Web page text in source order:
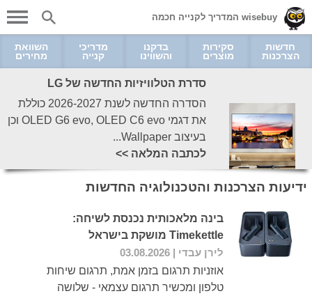
wisebuy המדריך לקנייה חכמה
חדשות
הצרכנות
סקירות
מוצרים
בדקנו
והשווינו
מדריכי
קנייה
השוואת
מחירים
סדרת הטלוויזיות החדשה של LG
הסדרה החדשה לשנת 2026-2027 כוללת
את דגמי OLED G6 evo, OLED C6 evo וכן
בעיצוב Wallpaper...
לכתבה המלאה >>
ידיעות הצרכנות והטכנולוגיה החדשות
בינה מלאכותית נכנסת לשיחה:
Timekettle מושקת בישראל
לירן עבדי | 03.08.2026
אוזניות תרגום בזמן אמת, תרגום שיחות
טלפון ומכשיר תרגום עצמאי - שלושה